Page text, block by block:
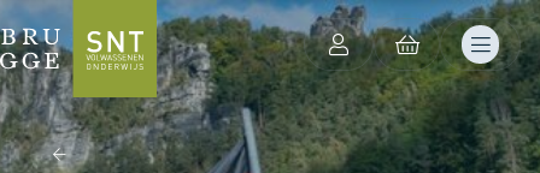
terug